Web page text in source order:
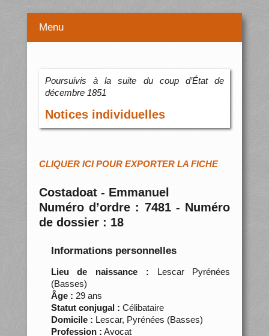
Menu
Poursuivis à la suite du coup d’État de
décembre 1851
Notices individuelles
CLIQUER ICI POUR EXPORTER LA FICHE
Costadoat - Emmanuel
Numéro d’ordre : 7481 - Numéro
de dossier : 18
Informations personnelles
Lieu de naissance : Lescar Pyrénées
(Basses)
Âge : 29 ans
Statut conjugal : Célibataire
Domicile : Lescar, Pyrénées (Basses)
Profession : Avocat